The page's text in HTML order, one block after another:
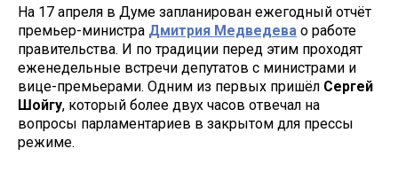
На 17 апреля в Думе запланирован ежегодный отчёт
премьер-министра Дмитрия Медведева о работе
правительства. И по традиции перед этим проходят
еженедельные встречи депутатов с министрами и
вице-премьерами. Одним из первых пришёл Сергей
Шойгу, который более двух часов отвечал на
вопросы парламентариев в закрытом для прессы
режиме.